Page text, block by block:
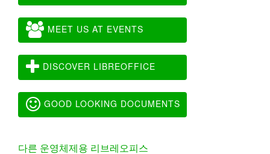
MEET US AT EVENTS
DISCOVER LIBREOFFICE
GOOD LOOKING DOCUMENTS
다른 운영체제용 리브레오피스